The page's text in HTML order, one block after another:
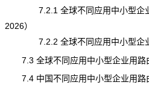
7.2.1 全球不同应用中小型企业
2026）
7.2.2 全球不同应用中小型企业
7.3 全球不同应用中小型企业用路
7.4 中国不同应用中小型企业用路